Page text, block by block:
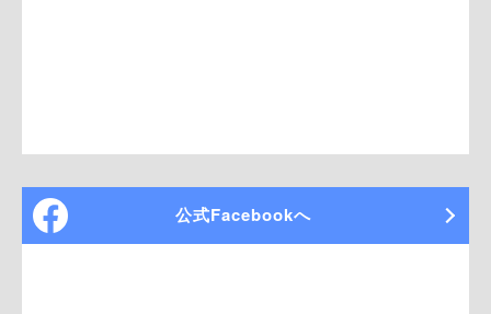
公式Facebookへ